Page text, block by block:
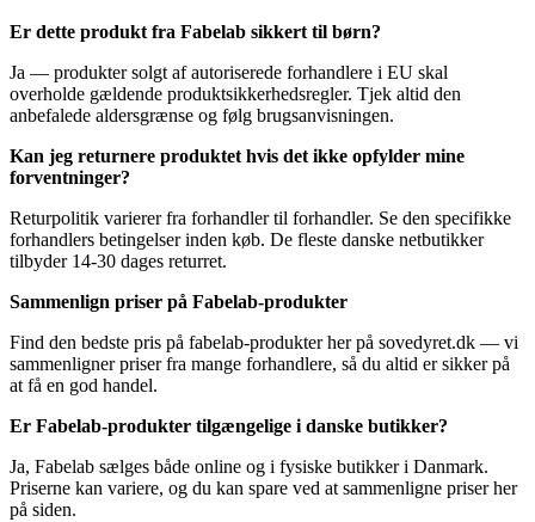
Er dette produkt fra Fabelab sikkert til børn?
Ja — produkter solgt af autoriserede forhandlere i EU skal
overholde gældende produktsikkerhedsregler. Tjek altid den
anbefalede aldersgrænse og følg brugsanvisningen.
Kan jeg returnere produktet hvis det ikke opfylder mine
forventninger?
Returpolitik varierer fra forhandler til forhandler. Se den specifikke
forhandlers betingelser inden køb. De fleste danske netbutikker
tilbyder 14-30 dages returret.
Sammenlign priser på Fabelab-produkter
Find den bedste pris på fabelab-produkter her på sovedyret.dk — vi
sammenligner priser fra mange forhandlere, så du altid er sikker på
at få en god handel.
Er Fabelab-produkter tilgængelige i danske butikker?
Ja, Fabelab sælges både online og i fysiske butikker i Danmark.
Priserne kan variere, og du kan spare ved at sammenligne priser her
på siden.